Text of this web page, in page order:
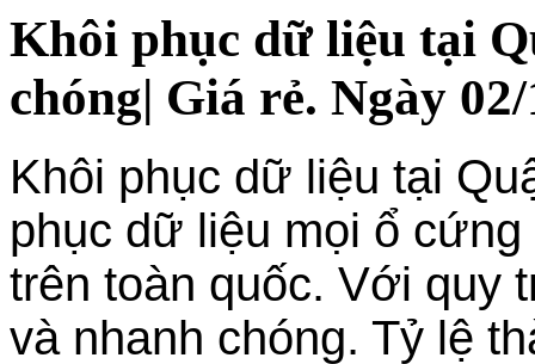
Khôi phục dữ liệu tại
chóng| Giá rẻ. Ngày
Khôi phục dữ liệu tại
phục dữ liệu mọi ổ
trên toàn quốc. Với quy
và nhanh chóng. Tỷ lệ